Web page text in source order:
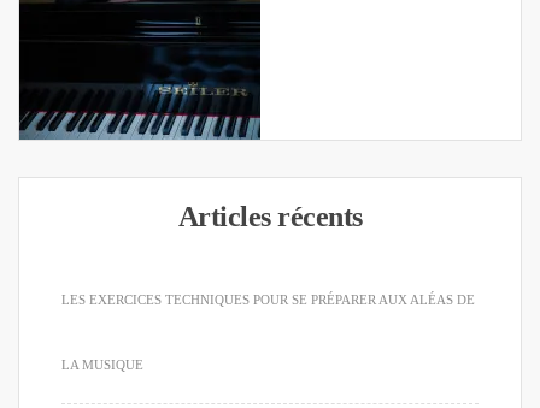
Articles récents
LES EXERCICES TECHNIQUES POUR SE PRÉPARER AUX ALÉAS DE
LA MUSIQUE